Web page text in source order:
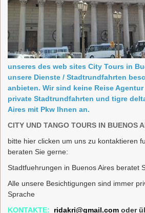
unseres des web sites City Tours in
unsere Dienste / Stadtrundfahrten
anbieten. Wir sind keine Reise
private Stadtrundfahrten und tigre
Aires mit Pkw Ihnen an.
CITY UND TANGO TOURS IN BUENOS
bitte hier clicken um uns zu kontaktieren
beraten Sie gerne:
Stadtfuehrungen in Buenos Aires beratet
Alle unsere Besichtigungen sind immer
Sprache
KONTAKTE:
ridakri@gmail.com oder